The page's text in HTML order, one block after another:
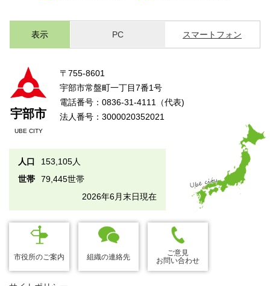
表示 PC スマートフォン
宇部市
UBE CITY
〒755-8601
宇部市常盤町一丁目7番1号
電話番号：0836-31-4111（代表)
法人番号：3000020352021
人口
153,105人
世帯
79,445世帯
2026年6月末日現在
市役所のご案内 組織の連絡先
ご意見
お問い合わせ